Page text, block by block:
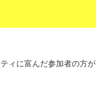
ィに富んだ参加者の方が